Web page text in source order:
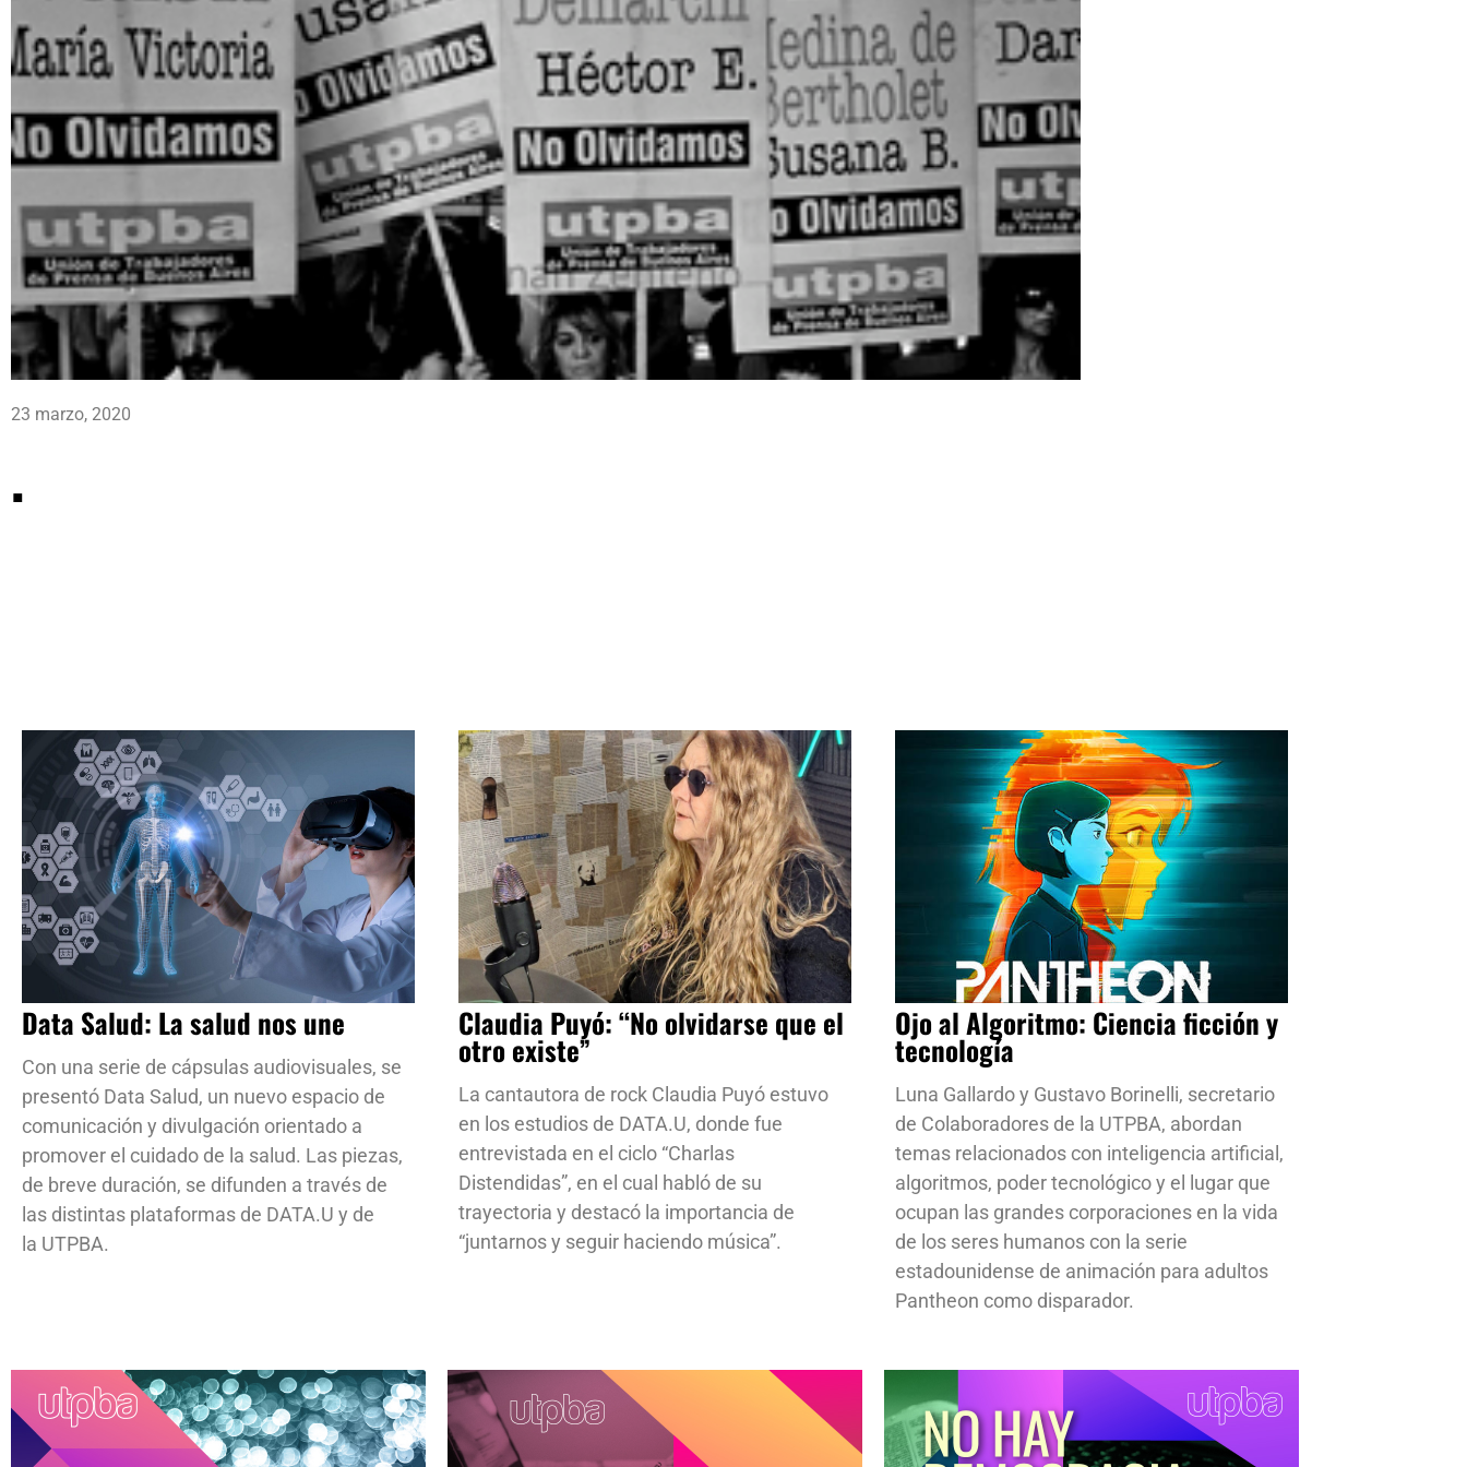
23 marzo, 2020
.
Data Salud: La salud nos une
Con una serie de cápsulas audiovisuales, se
presentó Data Salud, un nuevo espacio de
comunicación y divulgación orientado a
promover el cuidado de la salud. Las piezas,
de breve duración, se difunden a través de
las distintas plataformas de DATA.U y de
la UTPBA.
Claudia Puyó: “No olvidarse que el
otro existe”
La cantautora de rock Claudia Puyó estuvo
en los estudios de DATA.U, donde fue
entrevistada en el ciclo “Charlas
Distendidas”, en el cual habló de su
trayectoria y destacó la importancia de
“juntarnos y seguir haciendo música”.
Ojo al Algoritmo: Ciencia ficción y
tecnología
Luna Gallardo y Gustavo Borinelli, secretario
de Colaboradores de la UTPBA, abordan
temas relacionados con inteligencia artificial,
algoritmos, poder tecnológico y el lugar que
ocupan las grandes corporaciones en la vida
de los seres humanos con la serie
estadounidense de animación para adultos
Pantheon como disparador.